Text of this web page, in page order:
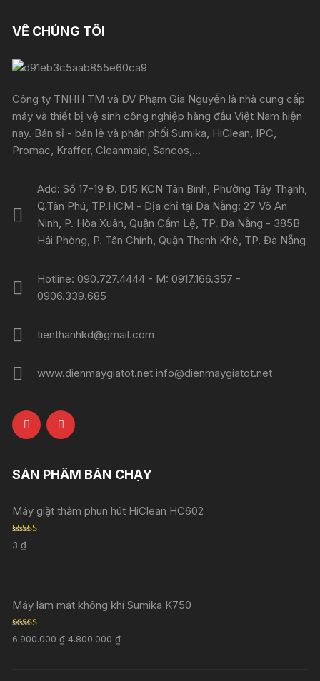
VỀ CHÚNG TÔI
Công ty TNHH TM và DV Phạm Gia Nguyễn là nhà cung cấp
máy và thiết bị vệ sinh công nghiệp hàng đầu Việt Nam hiện
nay. Bán sỉ - bán lẻ và phân phối Sumika, HiClean, IPC,
Promac, Kraffer, Cleanmaid, Sancos,...
Add: Số 17-19 Đ. D15 KCN Tân Bình, Phường Tây Thạnh,
Q.Tân Phú, TP.HCM - Địa chỉ tại Đà Nẵng: 27 Võ An
Ninh, P. Hòa Xuân, Quận Cẩm Lệ, TP. Đà Nẵng - 385B
Hải Phòng, P. Tân Chính, Quận Thanh Khê, TP. Đà Nẵng
Hotline: 090.727.4444 - M: 0917.166.357 -
0906.339.685
tienthanhkd@gmail.com
www.dienmaygiatot.net info@dienmaygiatot.net
SẢN PHẨM BÁN CHẠY
Máy giặt thảm phun hút HiClean HC602
Rated
out of 5
3₫
Máy làm mát không khí Sumika K750
Rated 5.00
out of 5
6.900.000₫ 4.800.000₫